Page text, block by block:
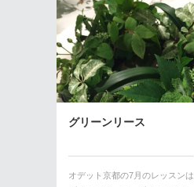
グリーンリース
オデット京都の7月のレッスンは